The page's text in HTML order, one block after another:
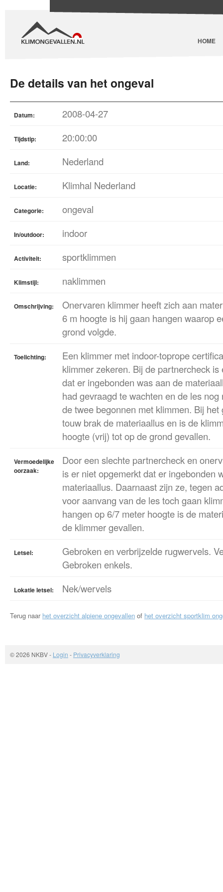
HOME
De details van het ongeval
Datum: 2008-04-27
Tijdstip: 20:00:00
Land: Nederland
Locatie: Klimhal Nederland
Categorie: ongeval
In/outdoor: indoor
Activiteit: sportklimmen
Klimstijl: naklimmen
Omschrijving:
Onervaren klimmer heeft zich aan
6 m hoogte is hij gaan hangen waarop
grond volgde.
Toelichting:
Een klimmer met indoor-toprope
klimmer zekeren. Bij de partnercheck
dat er ingebonden was aan de
had gevraagd te wachten en de les
de twee begonnen met klimmen. Bij
touw brak de materiaallus en is de
hoogte (vrij) tot op de grond gevallen.
Vermoedelijke
oorzaak:
Door een slechte partnercheck en
is er niet opgemerkt dat er ingebonden
materiaallus. Daarnaast zijn ze, tegen
voor aanvang van de les toch gaan
hangen op 6/7 meter hoogte is de
de klimmer gevallen.
Letsel:
Gebroken en verbrijzelde rugwervels.
Gebroken enkels.
Lokatie letsel: Nek/wervels
Terug naar het overzicht alpiene ongevallen of het overzicht sportklim
© 2026 NKBV- Login - Privacyverklaring